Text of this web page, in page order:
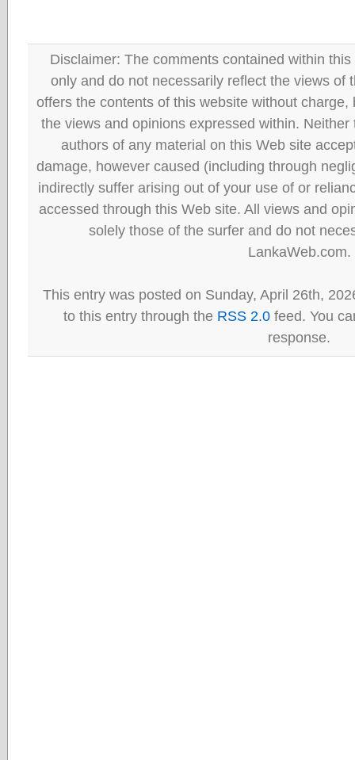
Disclaimer: The comments contained within
only and do not necessarily reflect the views of
offers the contents of this website without
the views and opinions expressed within.
authors of any material on this Web site
damage, however caused (including through
indirectly suffer arising out of your use of or
accessed through this Web site. All views and
solely those of the surfer and do not
LankaWeb.com.
This entry was posted on Sunday, April 26th,
to this entry through the RSS 2.0 feed. You
response.